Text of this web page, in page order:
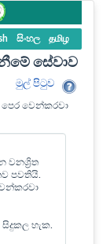
සිංහල தமிழ
සේවාව
මුල් පි‍ටුව
පෙර වෙන්කරවා
වනශ්‍රිත
පවතියි.
හැක.